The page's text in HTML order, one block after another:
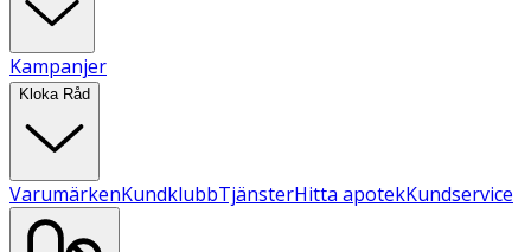
Kampanjer
Kloka Råd
VarumärkenKundklubbTjänsterHitta apotekKundservice